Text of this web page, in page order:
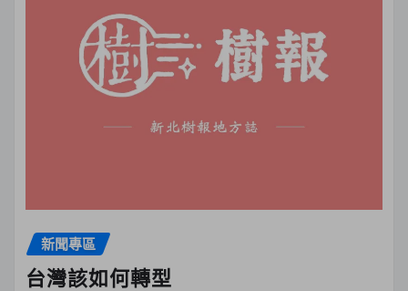
新聞專區
台灣該如何轉型